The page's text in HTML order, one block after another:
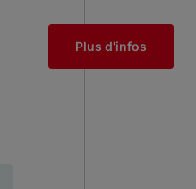
Plus d'infos